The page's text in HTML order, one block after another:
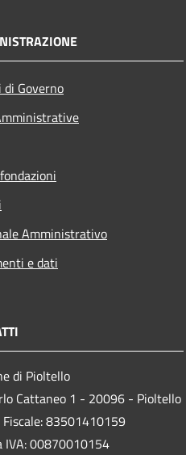
di Governo
Amministrativo
e dati
di Pioltello
Cattaneo 1 - 20096 - Pioltello
Fiscale: 83501410159
IVA: 00870010154